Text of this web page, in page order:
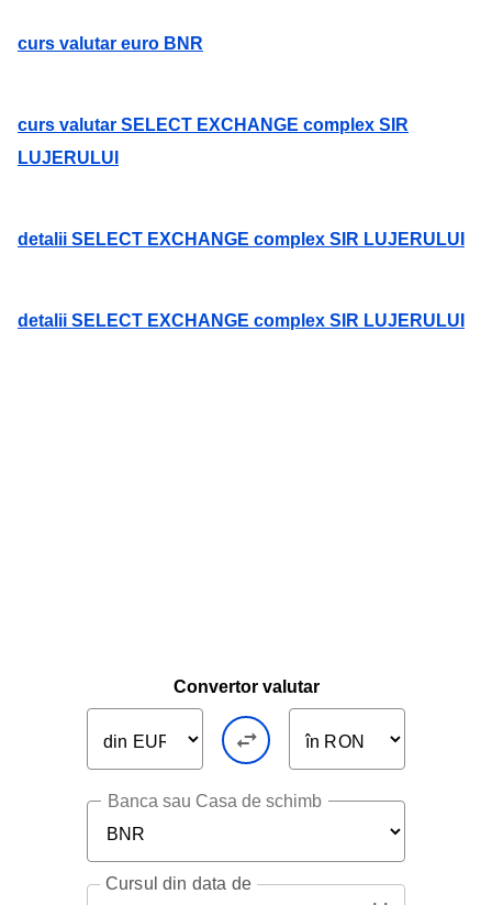
curs valutar euro BNR
curs valutar SELECT EXCHANGE complex SIR
LUJERULUI
detalii SELECT EXCHANGE complex SIR LUJERULUI
detalii SELECT EXCHANGE complex SIR LUJERULUI
Convertor valutar
Banca sau Casa de schimb
Cursuldin data de